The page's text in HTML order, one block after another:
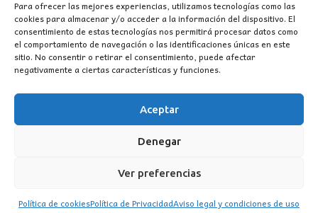
Para ofrecer las mejores experiencias, utilizamos tecnologías como las
cookies para almacenar y/o acceder a la información del dispositivo. El
consentimiento de estas tecnologías nos permitirá procesar datos como
el comportamiento de navegación o las identificaciones únicas en este
sitio. No consentir o retirar el consentimiento, puede afectar
negativamente a ciertas características y funciones.
Aceptar
Denegar
Ver preferencias
Política de cookiesPolítica de PrivacidadAviso legal y condiciones de uso
CONTACTO
MI CUENTA